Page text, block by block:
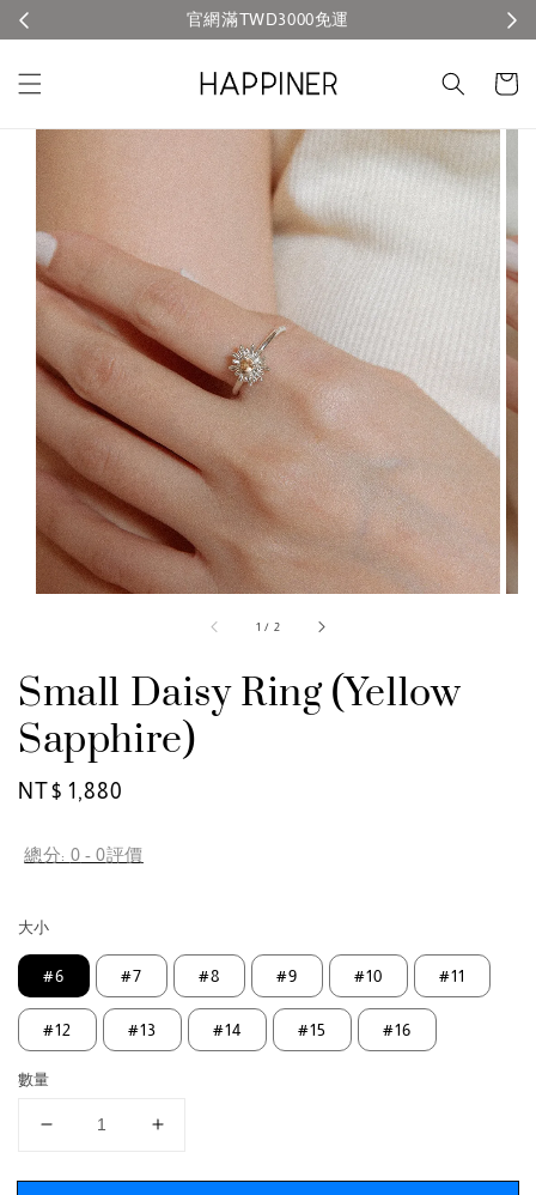
官網滿TWD3000免運
1 / 2
Small Daisy Ring (Yellow
Sapphire)
Regular
NT$ 1,880
總分: 0 - 0評價
大小
#6 #7 #8 #9 #10 #11
#12 #13 #14 #15 #16
數量